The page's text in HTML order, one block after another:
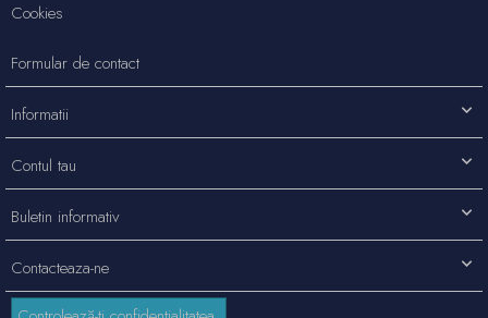
Contacteaza-ne
Cookies
Formular de contact
Informatii
Contul tau
Buletin informativ